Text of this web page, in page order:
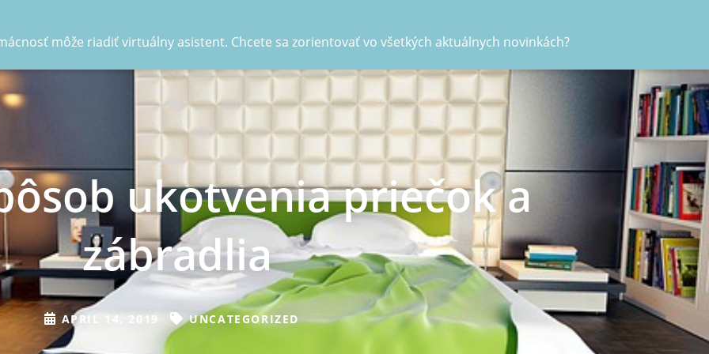
môže riadiť virtuálny asistent. Chcete sa zorientovať vo všetkých aktuálnych novinkách?
ukotvenia priečok a
zábradlia
APRIL 14, 2019 UNCATEGORIZED